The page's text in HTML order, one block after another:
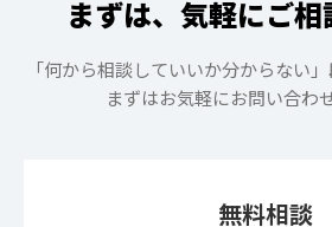
まずは、気軽にご
「何から相談していいか分からない
まずはお気軽にお問い合わ
無料相談